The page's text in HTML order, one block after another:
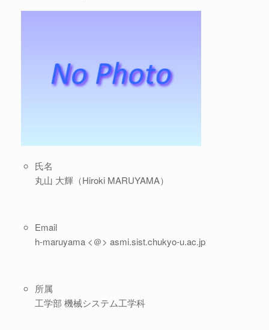
氏名
丸山 大輝（Hiroki MARUYAMA）
Email
h-maruyama <＠> asmi.sist.chukyo-u.ac.jp
所属
工学部 機械システム工学科